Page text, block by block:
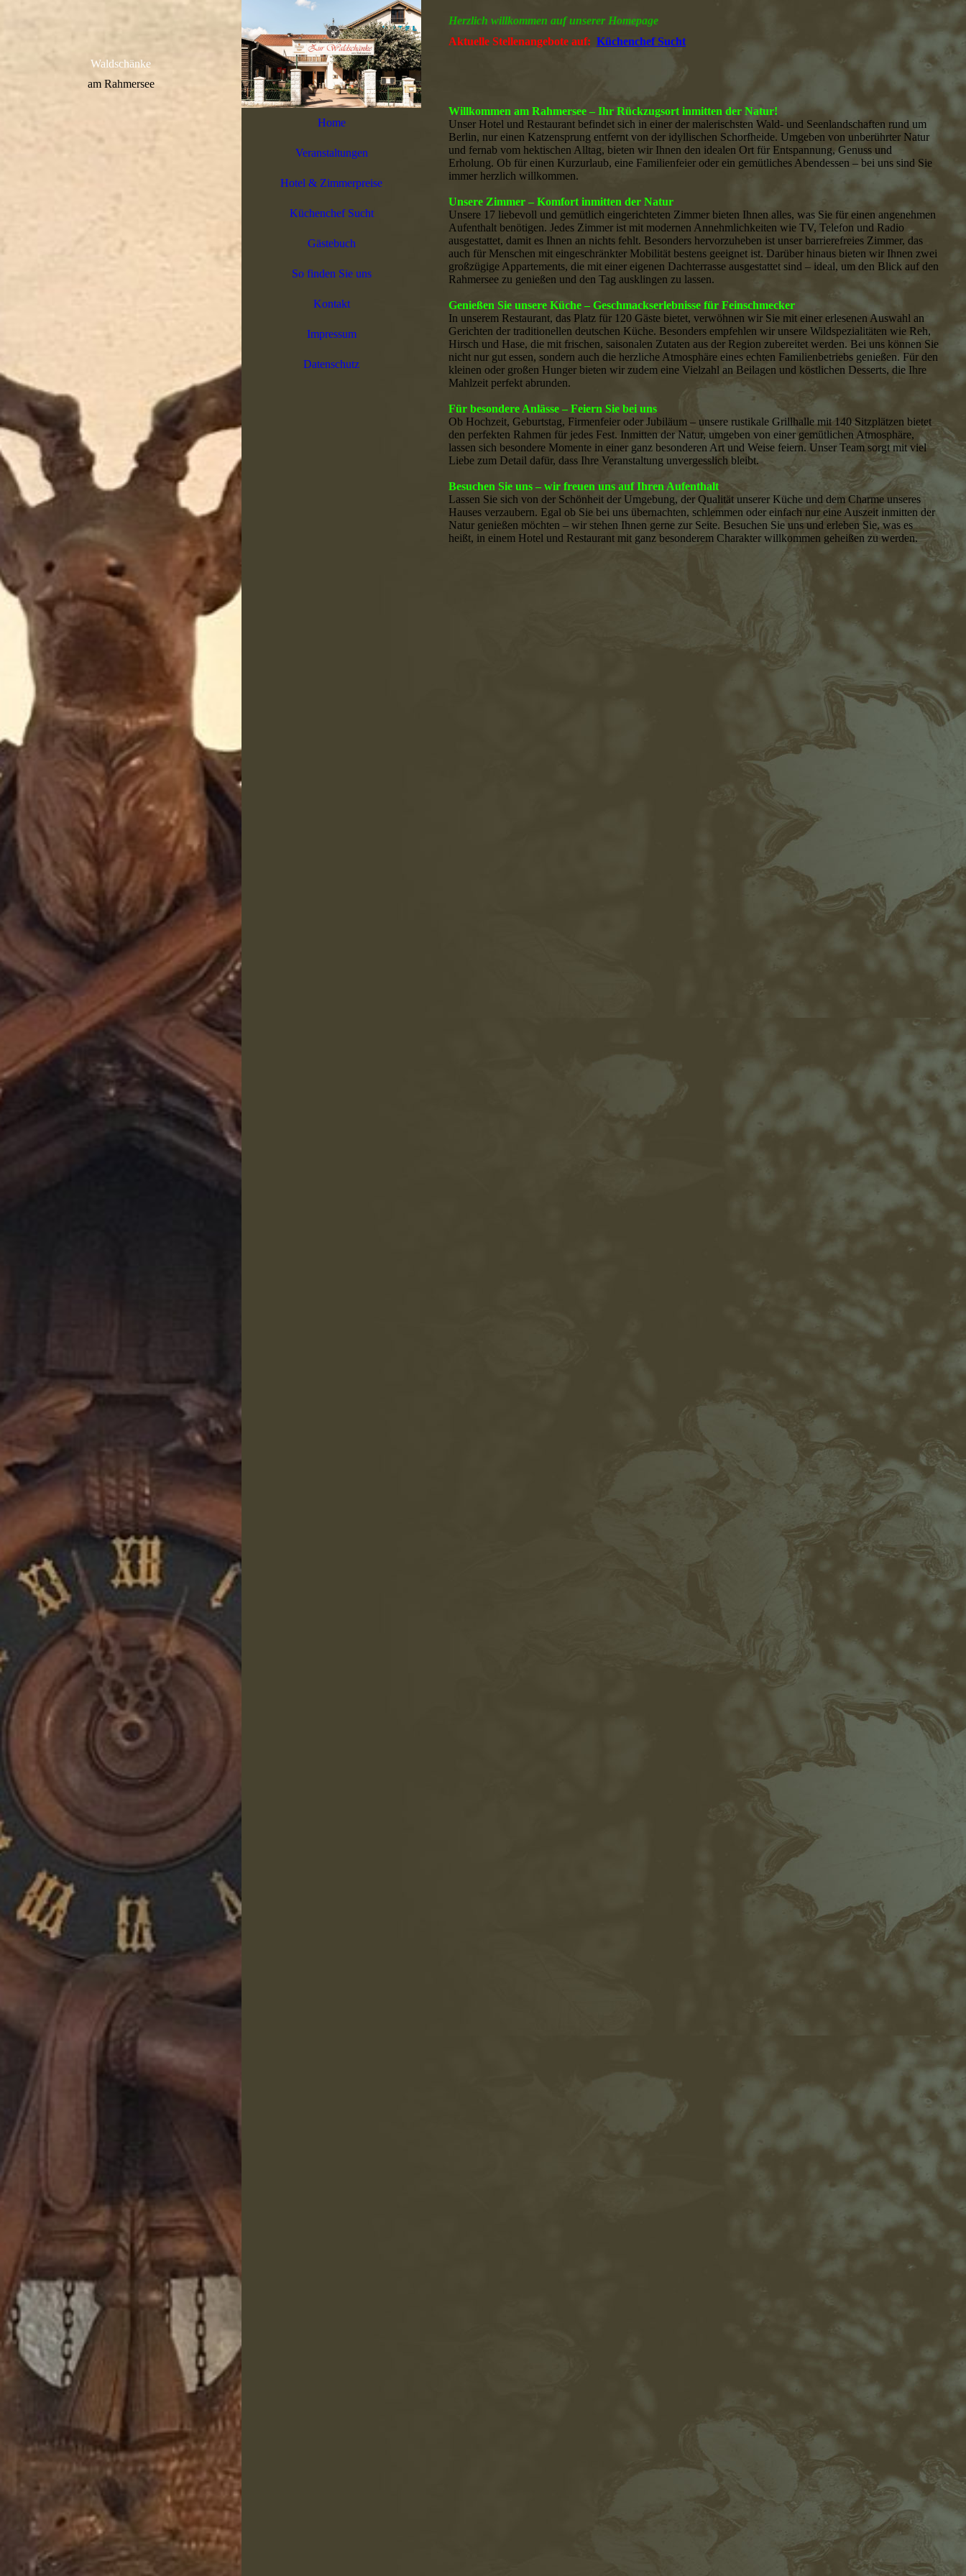
Waldschänke
am Rahmersee
Home
Veranstaltungen
Hotel & Zimmerpreise
Küchenchef Sucht
Gästebuch
So finden Sie uns
Kontakt
Impressum
Datenschutz
Herzlich willkommen auf unserer Homepage
Aktuelle Stellenangebote auf: Küchenchef Sucht
Willkommen am Rahmersee – Ihr Rückzugsort inmitten der Natur!
Unser Hotel und Restaurant befindet sich in einer der malerischsten Wald- und Seenlandschaften rund um
Berlin, nur einen Katzensprung entfernt von der idyllischen Schorfheide. Umgeben von unberührter Natur
und fernab vom hektischen Alltag, bieten wir Ihnen den idealen Ort für Entspannung, Genuss und
Erholung. Ob für einen Kurzurlaub, eine Familienfeier oder ein gemütliches Abendessen – bei uns sind Sie
immer herzlich willkommen.
Unsere Zimmer – Komfort inmitten der Natur
Unsere 17 liebevoll und gemütlich eingerichteten Zimmer bieten Ihnen alles, was Sie für einen angenehmen
Aufenthalt benötigen. Jedes Zimmer ist mit modernen Annehmlichkeiten wie TV, Telefon und Radio
ausgestattet, damit es Ihnen an nichts fehlt. Besonders hervorzuheben ist unser barrierefreies Zimmer, das
auch für Menschen mit eingeschränkter Mobilität bestens geeignet ist. Darüber hinaus bieten wir Ihnen zwei
großzügige Appartements, die mit einer eigenen Dachterrasse ausgestattet sind – ideal, um den Blick auf den
Rahmersee zu genießen und den Tag ausklingen zu lassen.
Genießen Sie unsere Küche – Geschmackserlebnisse für Feinschmecker
In unserem Restaurant, das Platz für 120 Gäste bietet, verwöhnen wir Sie mit einer erlesenen Auswahl an
Gerichten der traditionellen deutschen Küche. Besonders empfehlen wir unsere Wildspezialitäten wie Reh,
Hirsch und Hase, die mit frischen, saisonalen Zutaten aus der Region zubereitet werden. Bei uns können Sie
nicht nur gut essen, sondern auch die herzliche Atmosphäre eines echten Familienbetriebs genießen. Für den
kleinen oder großen Hunger bieten wir zudem eine Vielzahl an Beilagen und köstlichen Desserts, die Ihre
Mahlzeit perfekt abrunden.
Für besondere Anlässe – Feiern Sie bei uns
Ob Hochzeit, Geburtstag, Firmenfeier oder Jubiläum – unsere rustikale Grillhalle mit 140 Sitzplätzen bietet
den perfekten Rahmen für jedes Fest. Inmitten der Natur, umgeben von einer gemütlichen Atmosphäre,
lassen sich besondere Momente in einer ganz besonderen Art und Weise feiern. Unser Team sorgt mit viel
Liebe zum Detail dafür, dass Ihre Veranstaltung unvergesslich bleibt.
Besuchen Sie uns – wir freuen uns auf Ihren Aufenthalt
Lassen Sie sich von der Schönheit der Umgebung, der Qualität unserer Küche und dem Charme unseres
Hauses verzaubern. Egal ob Sie bei uns übernachten, schlemmen oder einfach nur eine Auszeit inmitten der
Natur genießen möchten – wir stehen Ihnen gerne zur Seite. Besuchen Sie uns und erleben Sie, was es
heißt, in einem Hotel und Restaurant mit ganz besonderem Charakter willkommen geheißen zu werden.